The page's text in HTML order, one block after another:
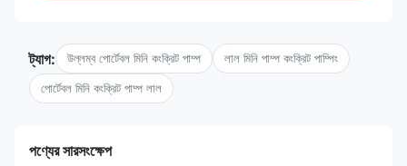
ট্যাগ: উল্লম্ব পোর্টেবল মিনি কংক্রিট পাম্প লাল মিনি পাম্প কংক্রিট পাম্পিং
পোর্টেবল মিনি কংক্রিট পাম্প লাল
পণ্যের সারসংক্ষেপ